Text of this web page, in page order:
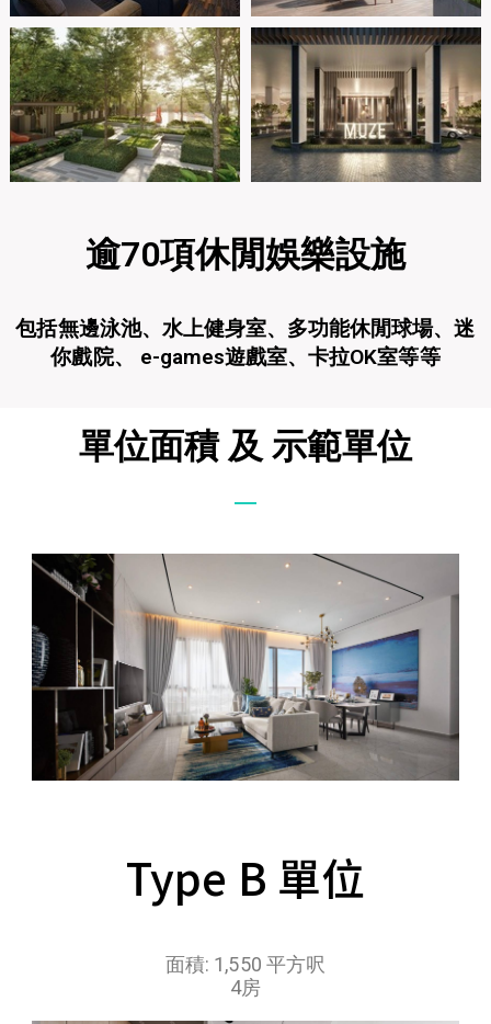
逾70項休閒娛樂設施
包括無邊泳池、水上健身室、多功能休閒球場、迷
你戲院、 e-games遊戲室、卡拉OK室等等
單位面積 及 示範單位
Type B 單位
面積: 1,550 平方呎
4房